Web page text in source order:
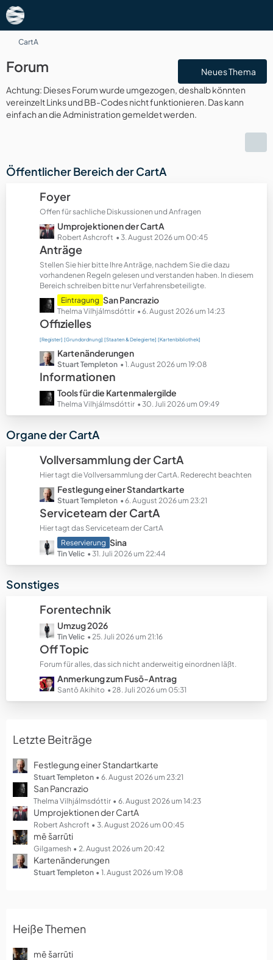
CartA
Forum
Neues Thema
Achtung: Dieses Forum wurde umgezogen, deshalb könnten
vereinzelt Links und BB-Codes nicht funktionieren. Das kann
einfach an die Administration gemeldet werden.
Öffentlicher Bereich der CartA
Foyer
Offen für sachliche Diskussionen und Anfragen
L
e
t
z
t
e
B
e
i
t
ä
g
e
Umprojektionen der CartA
Robert Ashcroft 3. August 2026 um 00:45
Anträge
Stellen Sie hier bitte Ihre Anträge, nachdem Sie die dazu
vorhandenen Regeln gelesen und verstanden haben. In diesem
Bereich schreiben bitte nur Verfahrensbeteiligte.
L
e
t
z
t
e
B
ä
e
Eintragung San Pancrazio
Thelma Vilhjálmsdóttir 6. August 2026 um 14:23
Offizielles
[Register] [Grundordnung] [Staaten & Delegierte] [Kartenbibliothek]
L
e
z
e
e
t
r
ä
g
e
Kartenänderungen
Stuart Templeton 1. August 2026 um 19:08
Informationen
L
e
t
t
e
B
e
i
t
r
ä
g
e
Tools für die Kartenmalergilde
Thelma Vilhjálmsdóttir 30. Juli 2026 um 09:49
Organe der CartA
Vollversammlung der CartA
Hier tagt die Vollversammlung der CartA. Rederecht beachten
L
e
t
z
t
e
B
i
r
ä
g
e
Festlegung einer Standartkarte
Stuart Templeton 6. August 2026 um 23:21
Serviceteam der CartA
Hier tagt das Serviceteam der CartA
L
e
t
t
e
B
e
i
t
r
ä
g
e
Reservierung Sina
Tin Velic 31. Juli 2026 um 22:44
Sonstiges
Forentechnik
L
e
t
z
t
e
B
t
r
g
Umzug 2026
Tin Velic 25. Juli 2026 um 21:16
Off Topic
Forum für alles, das sich nicht anderweitig einordnen läßt.
L
e
t
e
e
i
t
r
ä
g
e
Anmerkung zum Fusō-Antrag
Santō Akihito 28. Juli 2026 um 05:31
Letzte Beiträge
Festlegung einer Standartkarte
Stuart Templeton 6. August 2026 um 23:21
San Pancrazio
Thelma Vilhjálmsdóttir 6. August 2026 um 14:23
Umprojektionen der CartA
Robert Ashcroft 3. August 2026 um 00:45
mē šarrūti
Gilgamesh 2. August 2026 um 20:42
Kartenänderungen
Stuart Templeton 1. August 2026 um 19:08
Heiße Themen
mē šarrūti